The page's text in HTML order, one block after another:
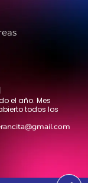
el año. Mes
todos los